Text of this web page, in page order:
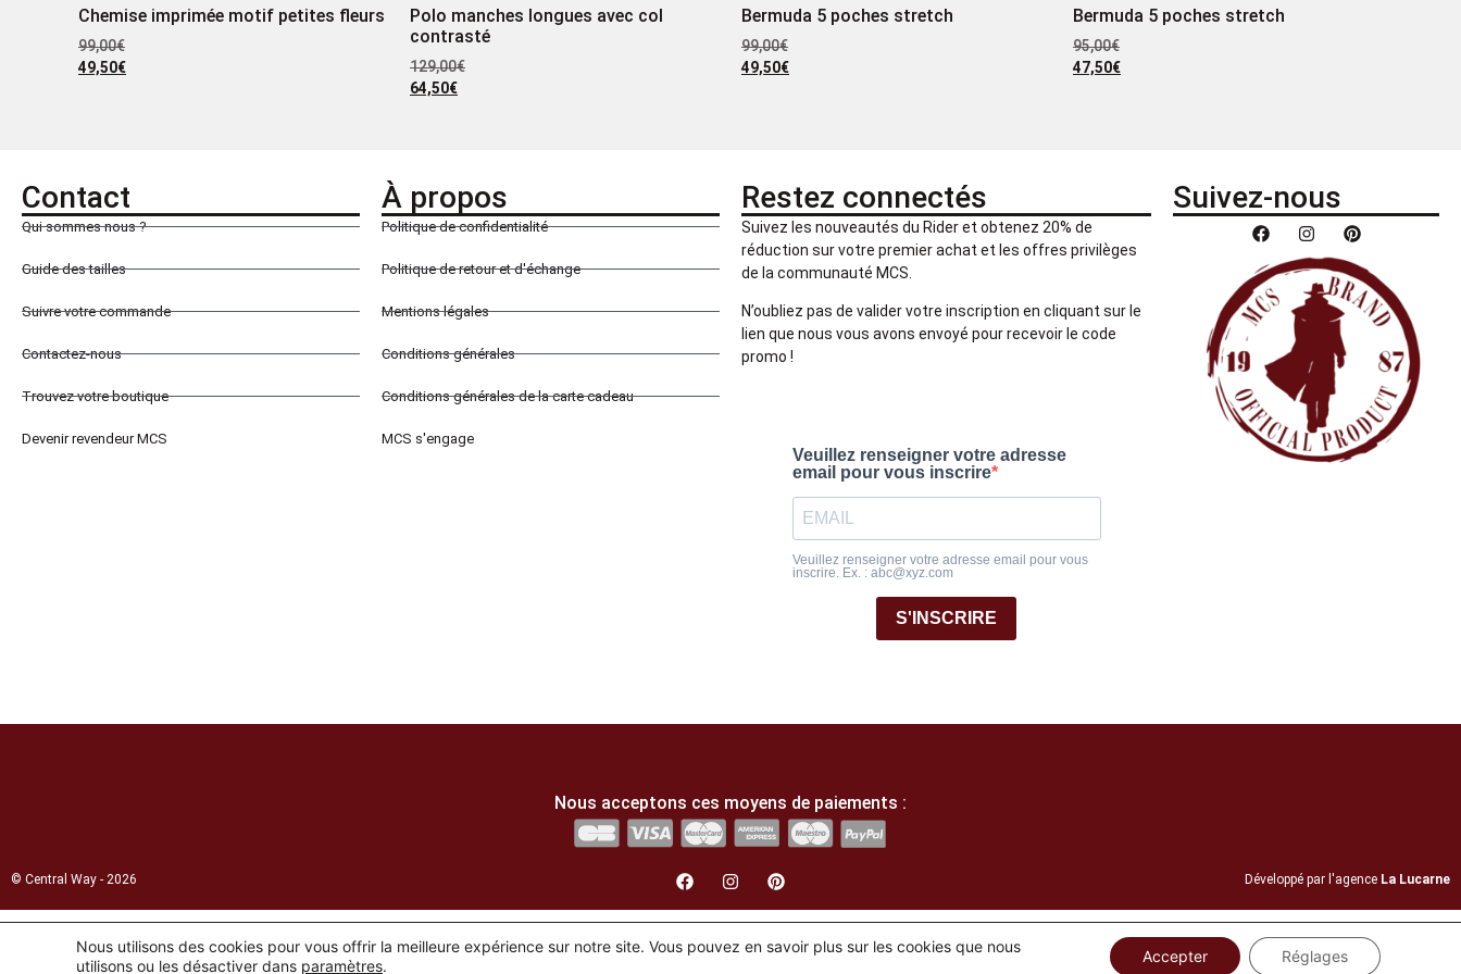
Chemise imprimée motif petites fleurs
99,00€
49,50€
Polo manches longues avec col
contrasté
129,00€
64,50€
Bermuda 5 poches stretch
99,00€
49,50€
Bermuda 5 poches stretch
95,00€
47,50€
Contact
Qui sommes nous ?
Guide des tailles
Suivre votre commande
Contactez-nous
Trouvez votre boutique
Devenir revendeur MCS
À propos
Politique de confidentialité
Politique de retour et d'échange
Mentions légales
Conditions générales
Conditions générales de la carte cadeau
MCS s'engage
Restez connectés
Suivez les nouveautés du Rider et obtenez 20% de
réduction sur votre premier achat et les offres privilèges
de la communauté MCS.
N’oubliez pas de valider votre inscription en cliquant sur le
lien que nous vous avons envoyé pour recevoir le code
promo !
Veuillez renseigner votre adresse
email pour vous inscrire
Veuillez renseigner votre adresse email pour vous
inscrire. Ex. : abc@xyz.com
S'INSCRIRE
Suivez-nous
Nous acceptons ces moyens de paiements :
© Central Way - 2026 Développé par l'agence La Lucarne
Nous utilisons des cookies pour vous offrir la meilleure expérience sur notre site. Vous pouvez en savoir plus sur les cookies que nous
utilisons ou les désactiver dans paramètres.
Accepter Réglages